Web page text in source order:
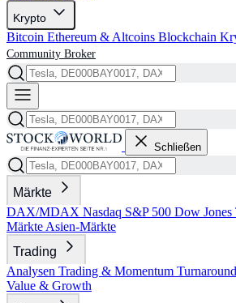
Krypto
Bitcoin Ethereum & Altcoins Blockchain
Community Broker
Schließen
Märkte
DAX/MDAX Nasdaq S&P 500 Dow Jones
Märkte Asien-Märkte
Trading
Analysen Trading & Momentum Turnaround
Value & Growth